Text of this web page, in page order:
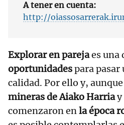
A tener en cuenta:
http://
Explorar en parejaes una
oportunidadespara pasar
calidad. Por ello y, aunque
mineras de Aiako Harriay
comenzaron enla época